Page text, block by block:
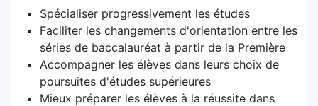
Spécialiser progressivement les études
Faciliter les changements d'orientation entre les
séries de baccalauréat à partir de la Première
Accompagner les élèves dans leurs choix de
poursuites d'études supérieures
Mieux préparer les élèves à la réussite dans